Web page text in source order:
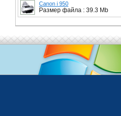
Canon i 950
Размер файла : 39.3 Mb